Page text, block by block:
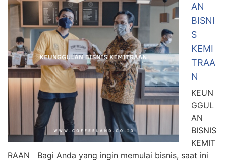
AN
BISNI
S
KEMI
TRAA
N
KEUN
GGUL
AN
BISNIS
KEMIT
RAAN Bagi Anda yang ingin memulai bisnis, saat ini